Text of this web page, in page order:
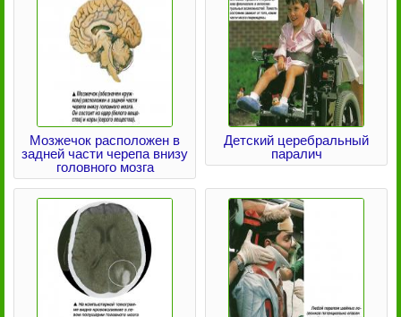
Мозжечок расположен в
задней части черепа внизу
головного мозга
Детский церебральный
паралич